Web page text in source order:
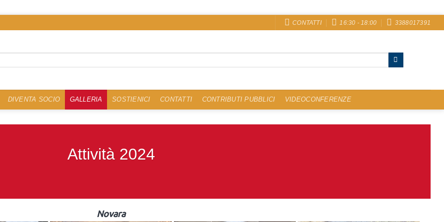
CONTATTI 16:30 - 18:00 3388017391
DIVENTA SOCIO GALLERIA SOSTIENICI CONTATTI CONTRIBUTI PUBBLICI VIDEOCONFERENZE
Attività 2024
Novara